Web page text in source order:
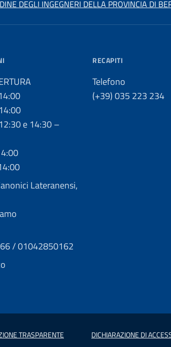
DEGLI INGEGNERI DELLA PROVINCIA DI
e 14:30 –
Lateranensi,
/ 01042850162
RECAPITI
Telefono
(+39) 035 223 234
TRASPARENTE DICHIARAZIONE DI